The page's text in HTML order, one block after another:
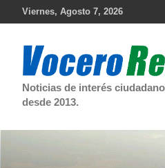
Viernes, Agosto 7, 2026
Noticias de interés
desde 2013.